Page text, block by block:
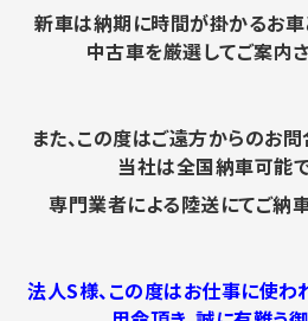
新車は納期に時間が掛かるお車
中古車を厳選してご案内
また、この度はご遠方からのお
当社は全国納車可能
専門業者による陸送にてご納
法人S様、この度はお仕事に使